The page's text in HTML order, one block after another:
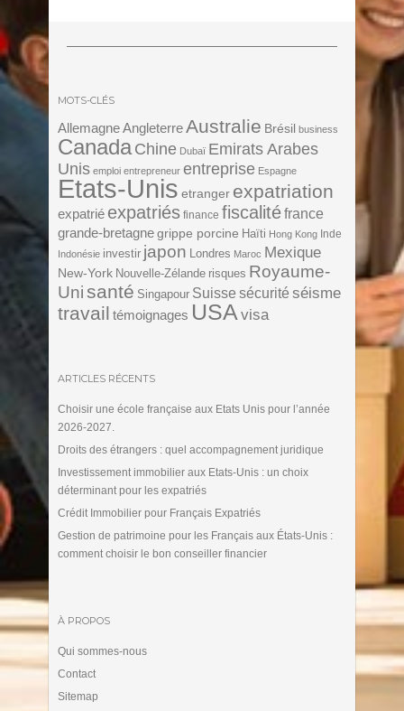
MOTS-CLÉS
Allemagne AngleterreAustralie Brésil business
Canada Chine Dubaï Emirats Arabes
Unis emploi entrepreneur entreprise Espagne
Etats-Unis etranger expatriation
expatrié expatriés finance fiscalitéfrance
grande-bretagne grippe porcine Haïti Hong Kong Inde
Indonésie investir japon Londres Maroc Mexique
New-York Nouvelle-Zélande risques Royaume-
Unisanté Singapour Suisse sécurité séisme
travail témoignages USA visa
ARTICLES RÉCENTS
Choisir une école française aux Etats Unis pour l’année
2026-2027.
Droits des étrangers : quel accompagnement juridique
Investissement immobilier aux Etats-Unis : un choix
déterminant pour les expatriés
Crédit Immobilier pour Français Expatriés
Gestion de patrimoine pour les Français aux États-Unis :
comment choisir le bon conseiller financier
À PROPOS
Qui sommes-nous
Contact
Sitemap